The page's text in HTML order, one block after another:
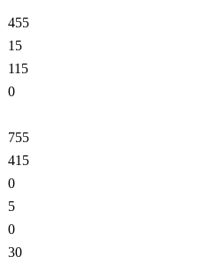
455
15
115
0
755
415
0
5
0
30